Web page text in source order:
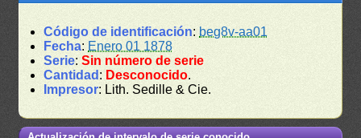
Código de identificación: beg8v-aa01
Fecha: Enero 01 1878
Serie:Sin número de serie
Cantidad : Desconocido.
Impresor: Lith. Sedille & Cie.